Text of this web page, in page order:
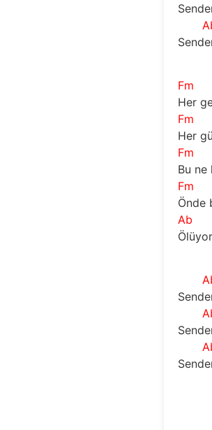
Fm
Her
Fm
Her
Fm
Bu ne
Fm
Önde
Ab